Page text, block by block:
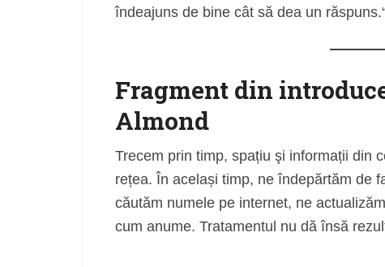
îndeajuns de bine cât să dea un
Fragment din
Almond
Trecem prin timp, spațiu şi informații din
rețea. În același timp, ne îndepărtăm de
căutăm numele pe internet, ne
cum anume. Tratamentul nu dă însă